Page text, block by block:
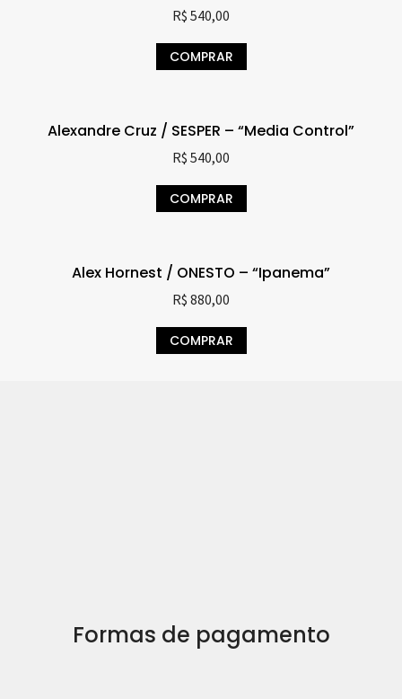
R$ 540,00
COMPRAR
Alexandre Cruz / SESPER – “Media Control”
R$ 540,00
COMPRAR
Alex Hornest / ONESTO – “Ipanema”
R$ 880,00
COMPRAR
Formas de pagamento